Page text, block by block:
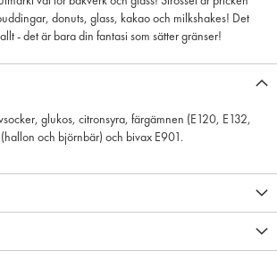
donuts, glass, kakao och milkshakes! Det
- det är bara din fantasi som sätter gränser!
glukos, citronsyra, färgämnen (E120, E132,
och björnbär) och bivax E901.